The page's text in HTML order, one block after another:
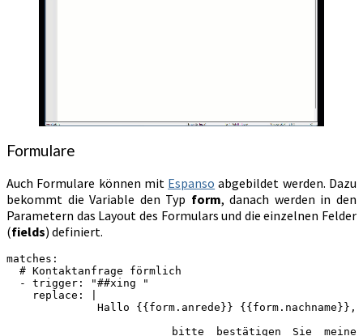
Formulare
Auch Formulare können mit Espanso abgebildet werden. Dazu
bekommt die Variable den Typ form, danach werden in den
Parametern das Layout des Formulars und die einzelnen Felder
(fields) definiert.
matches:
# Kontaktanfrage förmlich
  - trigger: "##xing "
replace: |
Hallo {{form.anrede}} {{form.nachname}},